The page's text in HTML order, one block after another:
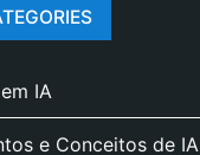
IA
e Conceitos de IA